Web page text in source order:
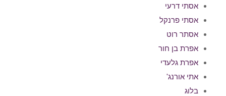
אסתי דרעי
אסתי פרנקל
אסתר רוט
אפרת בן חור
אפרת גלעדי
אתי אורנג'
בלוג